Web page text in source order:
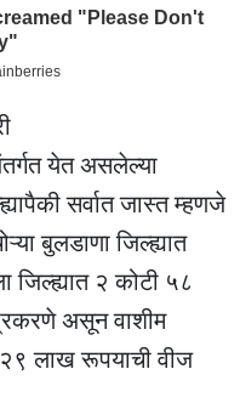
येत असलेल्या
सर्वात जास्त म्हणजे
बुलडाणा जिल्ह्यात
२ कोटी ५८
असून वाशीम
लाख रूपयाची वीज